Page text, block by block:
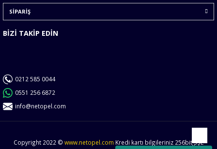
SİPARİŞ
BİZİ TAKİP EDİN
0212 585 0044
0551 256 6872
info@netopel.com
Copyright 2022 © www.netopel.com Kredi kartı bilgileriniz 256bit SSL
Yukarı